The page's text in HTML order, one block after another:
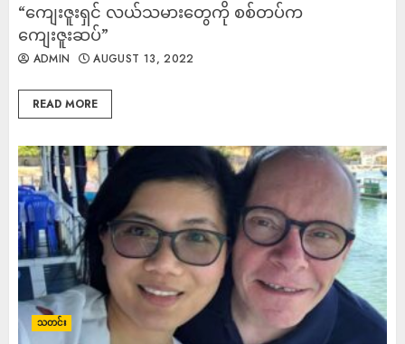
“ကျေးဇူးရှင် လယ်သမားတွေကို စစ်တပ်က
ကျေးဇူးဆပ်”
ADMIN AUGUST 13, 2022
READ MORE
သတင်း